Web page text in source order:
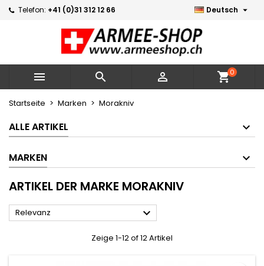
Telefon: +41 (0)31 312 12 66 Deutsch 
   shopping_cart0
Startseite Marken Morakniv
ALLE ARTIKEL
MARKEN
ARTIKEL DER MARKE MORAKNIV
Relevanz 
Zeige 1-12 of 12 Artikel
×
Neue Liste erstellen
×
((confirmMessage))
((cancelText)) ((modalDeleteText))
×
Name der Wunschliste
×
Sie müssen angemeldet sein, um Artikel Ihrer
Wunschliste hinzufügen zu können.
Abbrechen